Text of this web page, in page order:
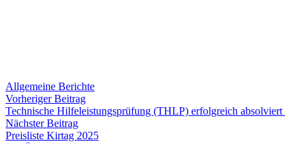
Allgemeine Berichte
Beitragsnavigation
Vorheriger BeitragVorheriger
Beitrag:
Technische Hilfeleistungsprüfung (THLP) erfolgreich absolviert
Nächster BeitragNächster
Beitrag:
Preisliste Kirtag 2025